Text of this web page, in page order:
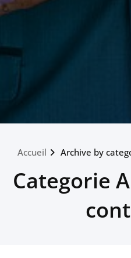
Accueil Archive by
Categorie